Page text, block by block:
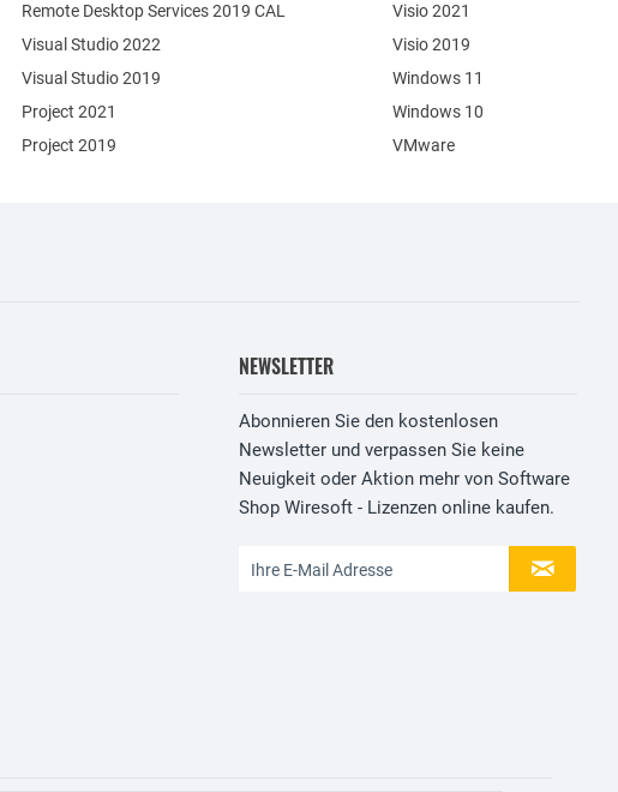
Remote Desktop Services 2019 CAL
Visual Studio 2022
Visual Studio 2019
Project 2021
Project 2019
Visio 2021
Visio 2019
Windows 11
Windows 10
VMware
NEWSLETTER
Abonnieren Sie den kostenlosen
Newsletter und verpassen Sie keine
Neuigkeit oder Aktion mehr von Software
Shop Wiresoft - Lizenzen online kaufen.